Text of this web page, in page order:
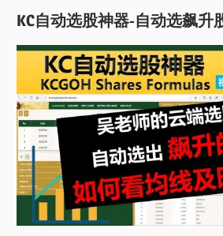
KC自动选股神器-自动选飙升